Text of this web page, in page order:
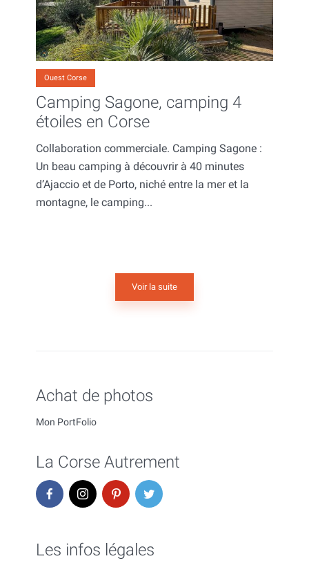
Ouest Corse
Camping Sagone, camping 4
étoiles en Corse
Collaboration commerciale. Camping Sagone :
Un beau camping à découvrir à 40 minutes
d’Ajaccio et de Porto, niché entre la mer et la
montagne, le camping...
Voir la suite
Achat de photos
Mon PortFolio
La Corse Autrement
Les infos légales